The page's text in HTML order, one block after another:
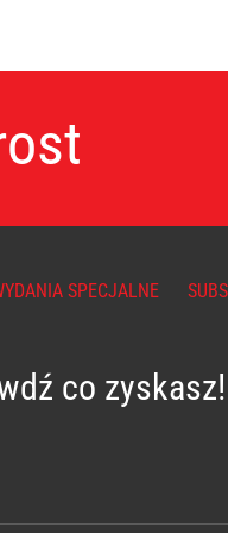
SPECJALNE
co zyskasz!